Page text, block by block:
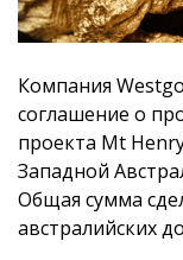
Компания
соглашение о
проекта Mt
Западной
Общая сумма
австралийских